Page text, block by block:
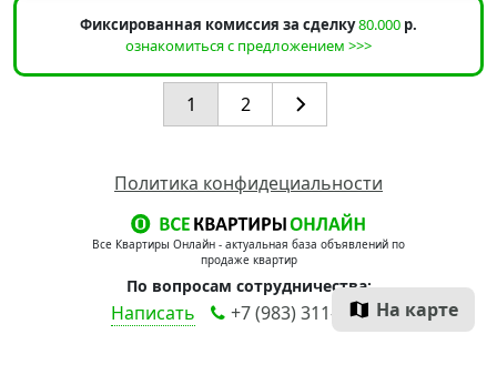
На карте
Фиксированная комиссия за сделку80.000 р.
ознакомиться с предложением >>>
1 2
Политика конфидециальности
Все Квартиры Онлайн - актуальная база объявлений по
продаже квартир
По вопросам сотрудничества:
Написать +7 (983) 311-90-00